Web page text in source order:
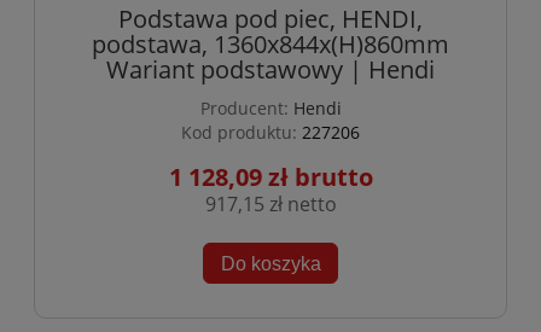
Podstawa pod piec, HENDI,
podstawa, 1360x844x(H)860mm
Wariant podstawowy | Hendi
Producent: Hendi
Kod produktu: 227206
1 128,09 zł
917,15 zł
Do koszyka